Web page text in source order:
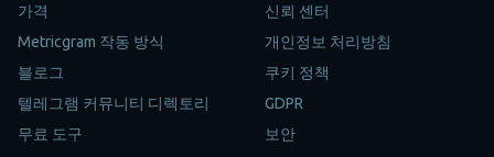
가격
Metricgram 작동 방식
블로그
텔레그램 커뮤니티 디렉토리
무료 도구
신뢰 센터
개인정보 처리방침
쿠키 정책
GDPR
보안